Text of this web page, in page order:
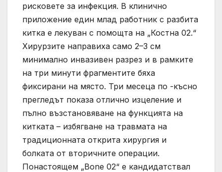
рисковете за инфекция. В клинично
приложение един млад работник с разбита
китка е лекуван с помощта на „Костна 02.“
Хирурзите направиха само 2–3 см
минимално инвазивен разрез и в рамките
на три минути фрагментите бяха
фиксирани на място. Три месеца по -късно
прегледът показа отлично изцеление и
пълно възстановяване на функцията на
китката – избягване на травмата на
традиционната открита хирургия и
болката от вторичните операции.
Понастоящем „Bone 02“ е кандидатствал